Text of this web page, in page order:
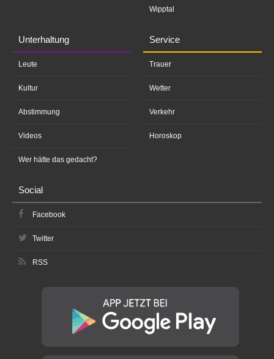
Wipptal
Unterhaltung
Leute
Kultur
Abstimmung
Videos
Wer hätte das gedacht?
Service
Trauer
Wetter
Verkehr
Horoskop
Social
Facebook
Twitter
RSS